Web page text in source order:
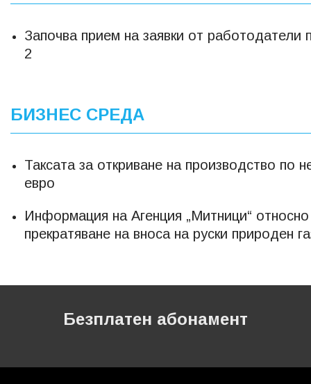
Започва прием на заявки от работодатели
2
БИЗНЕС СРЕДА
Таксата за откриване на производство по
евро
Информация на Агенция „Митници“
прекратяване на вноса на руски природен
Безплатен абонамент